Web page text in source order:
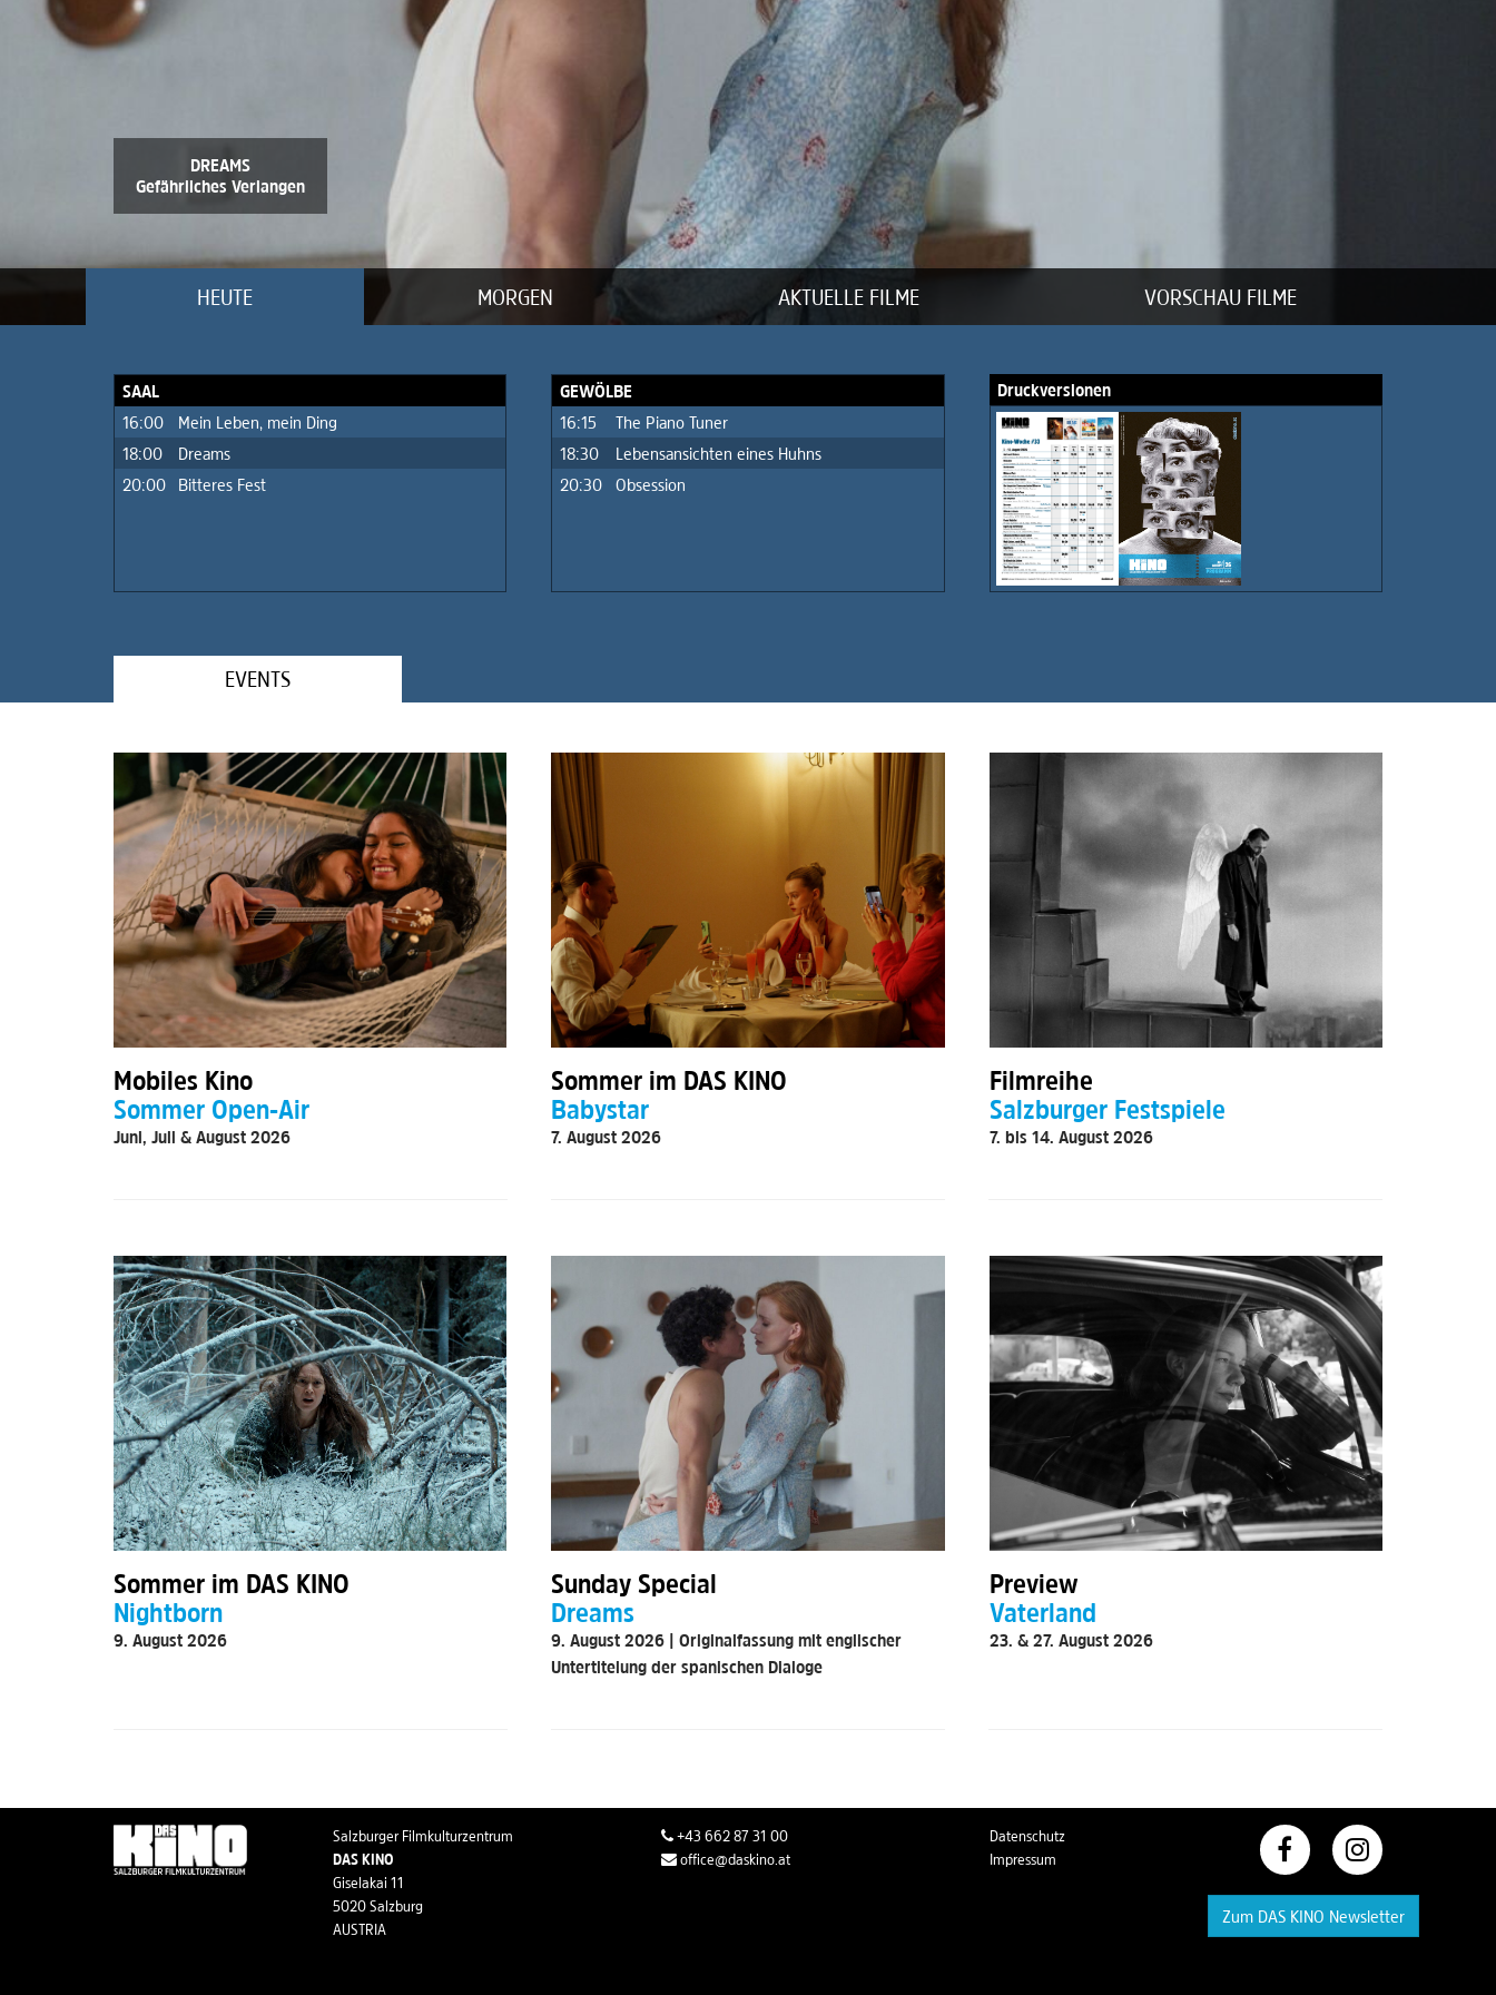
DREAMS
Gefährliches Verlangen
HEUTE MORGEN AKTUELLE FILME VORSCHAU FILME
SAAL
16:00
Mein Leben, mein Ding
18:00
Dreams
20:00 Bitteres Fest
GEWÖLBE
16:15
The Piano Tuner
18:30
Lebensansichten eines Huhns
20:30
Obsession
Druckversionen
EVENTS
Mobiles Kino
Sommer Open-Air
Juni, Juli & August 2026
Sommer im DAS KINO
Babystar
7. August 2026
Filmreihe
Salzburger Festspiele
7. bis 14. August 2026
Sommer im DAS KINO
Nightborn
9. August 2026
Sunday Special
Dreams
9. August 2026 | Originalfassung mit englischer
Untertitelung der spanischen Dialoge
Preview
Vaterland
23. & 27. August 2026
Salzburger Filmkulturzentrum
DAS KINO
Giselakai 11
5020 Salzburg
AUSTRIA
+43 662 87 31 00
office@daskino.at
Datenschutz
Impressum
Zum DAS KINO Newsletter